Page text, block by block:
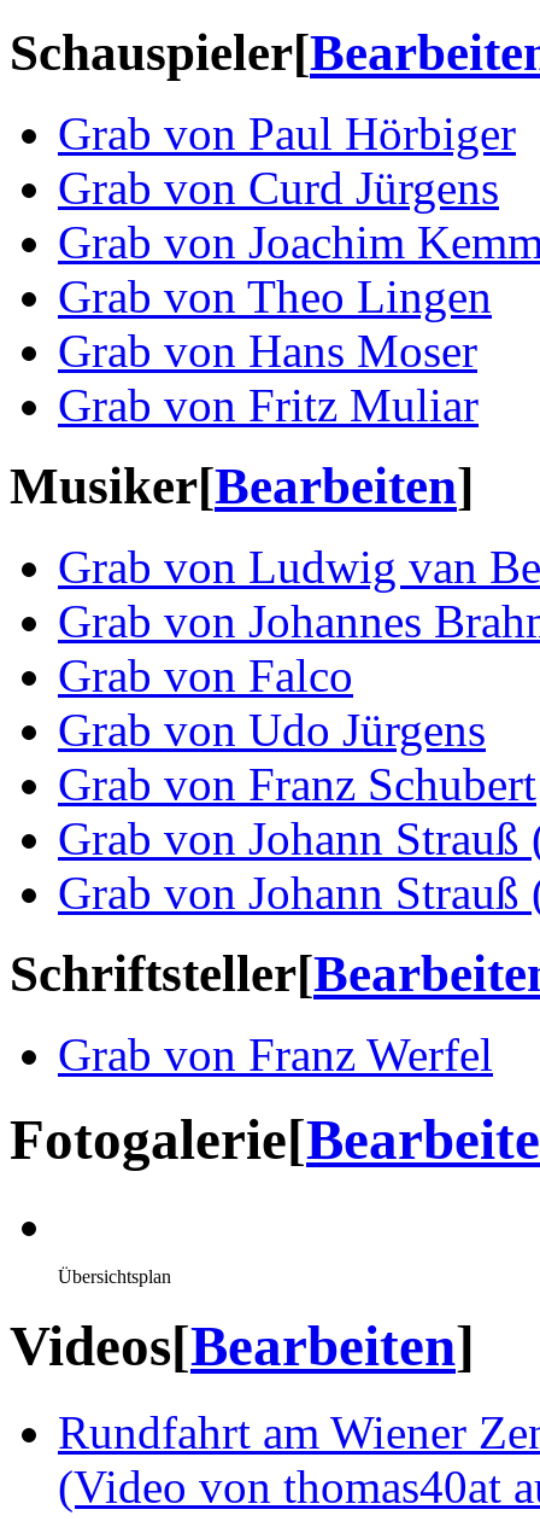
Schauspieler[
Grab von Paul Hörbiger
Grab von Curd Jürgens
Grab von Joachim
Grab von Theo Lingen
Grab von Hans Moser
Grab von Fritz Muliar
Musiker[Bearbeiten]
Grab von Ludwig van
Grab von Johannes
Grab von Falco
Grab von Udo Jürgens
Grab von Franz Schubert
Grab von Johann Strauß
Grab von Johann Strauß
Schriftsteller[
Grab von Franz Werfel
Fotogalerie[
Übersichtsplan
Videos[Bearbeiten]
Rundfahrt am Wiener
(Video von thomas40at